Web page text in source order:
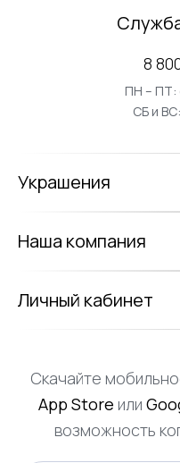
8
ПН – ПТ:
СБ и
Украшения
Наша компания
Личный кабинет
Скачайте
App Store или
возможность